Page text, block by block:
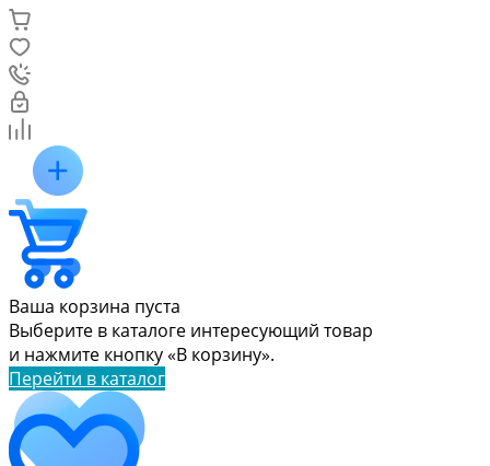
Ваша корзина пуста
Выберите в каталоге интересующий товар
и нажмите кнопку «В корзину».
Перейти в каталог